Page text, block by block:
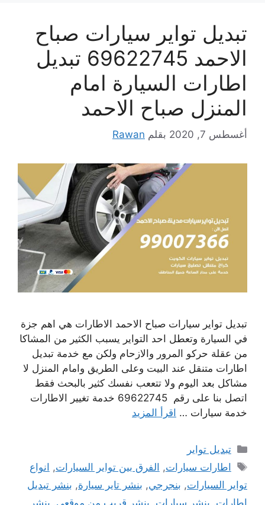
تبديل تواير سيارات صباح
الاحمد 69622745 تبديل
اطارات السيارة امام
المنزل صباح الاحمد
أغسطس 7, 2020 بقلم Rawan
تبديل تواير سيارات صباح الاحمد الاطارات هي اهم جزة
في السيارة وتعطل احد التواير يسبب الكثير من المشاكا
من عقلة حركو المرور والازحام ولكن مع خدمة تبديل
اطارات متنقل عند البيت وعلى الطريق وامام المنزل لا
مشاكل بعد اليوم ولا تتععب نفسك كثير بالبحث فقط
اتصل بنا على رقم 69622745 خدمة تغيير الاطارات
خدمة سيارات … اقرأ المزيد
التصنيفات
تبديل تواير
الوسوم
اطارات سيارات, الفرق بين تواير السيارات, انواع
تواير السيارات, بنجرجي, بنشر تاير سيارة, بنشر تبديل
اطارات, بنشر سيارات, بنشر قريب من موقعي, بنشر